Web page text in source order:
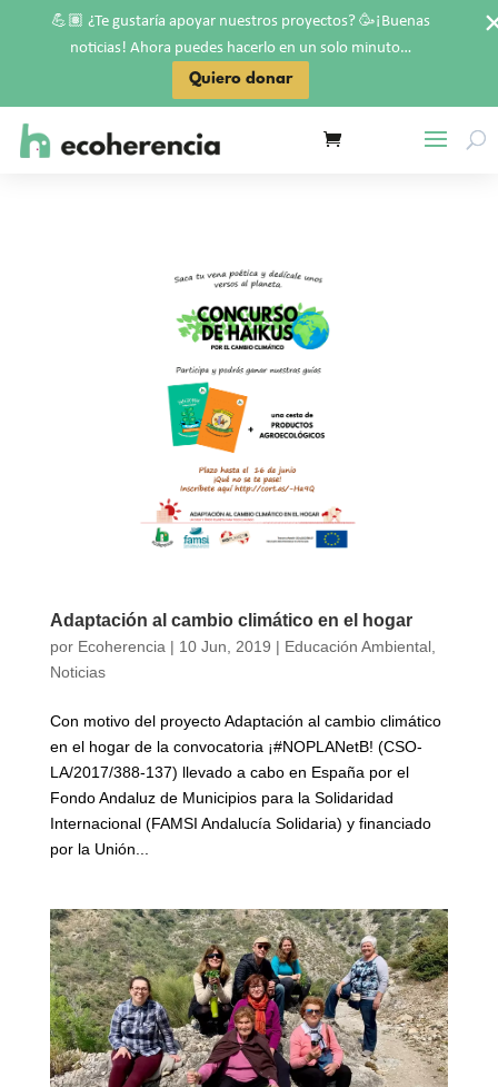
Adaptación al cambio climático en el hogar
por Ecoherencia| 10 Jun, 2019 | Educación Ambiental,
Noticias
Con motivo del proyecto Adaptación al cambio climático
en el hogar de la convocatoria ¡#NOPLANetB! (CSO-
LA/2017/388-137) llevado a cabo en España por el
Fondo Andaluz de Municipios para la Solidaridad
Internacional (FAMSI Andalucía Solidaria) y financiado
por la Unión...
💪🏽 ¿Te gustaría apoyar nuestros proyectos? 🥳¡Buenas
noticias! Ahora puedes hacerlo en un solo minuto…
Quiero donar